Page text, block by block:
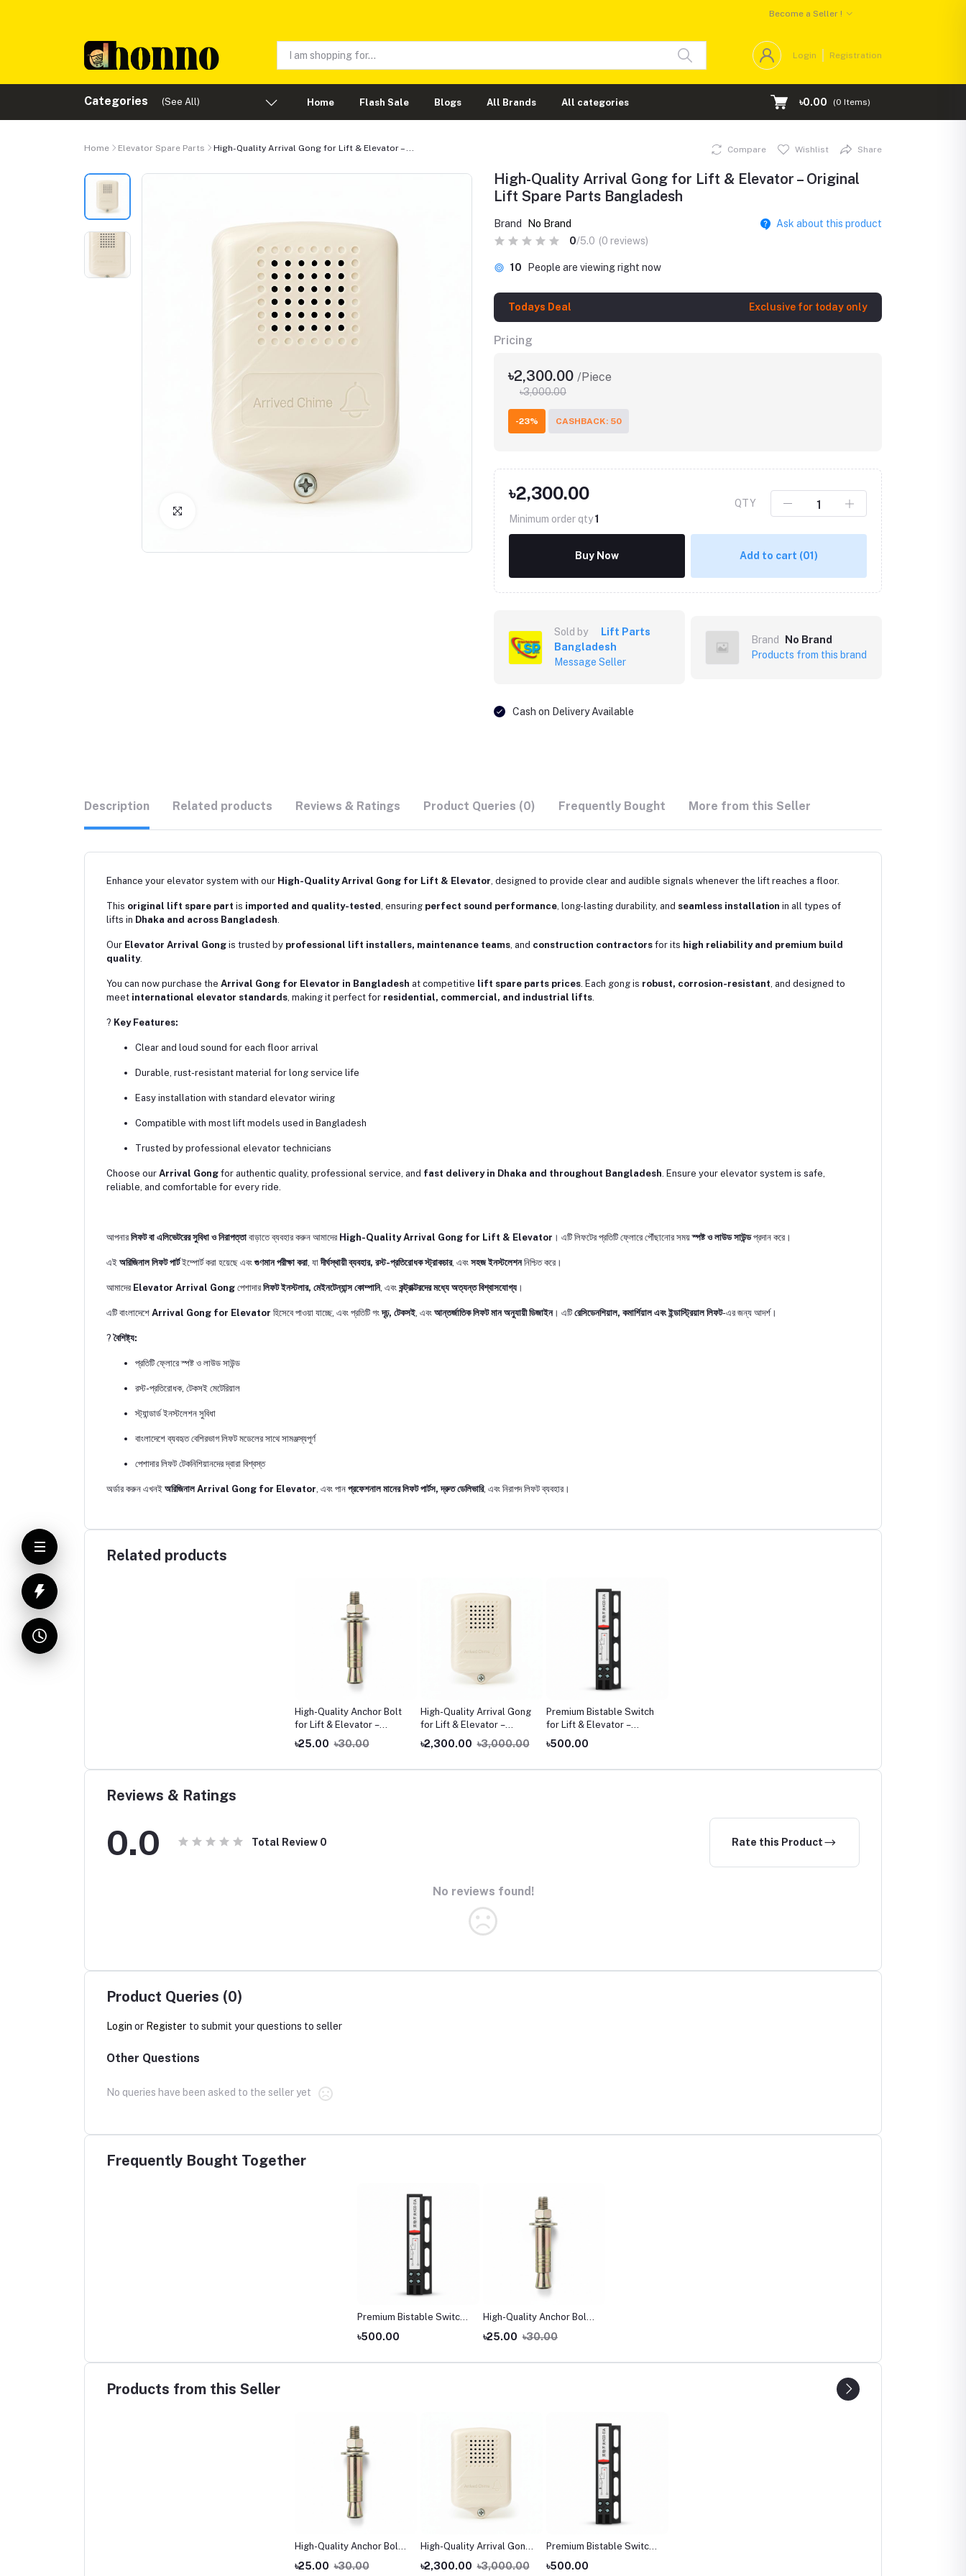
Become a Seller !
Login Registration
Categories (See All) Home Flash Sale Blogs All Brands All categories ৳0.00 (0 Items)
Home Elevator Spare Parts High-Quality Arrival Gong for Lift & Elevator – ... Compare Wishlist Share
High-Quality Arrival Gong for Lift & Elevator – Original
Lift Spare Parts Bangladesh
Brand No Brand
Ask about this product
0/5.0 (0 reviews)
10 People are viewing right now
Todays Deal Exclusive for today only
Pricing
৳2,300.00 /Piece
৳3,000.00
-23% CASHBACK: 50
৳2,300.00
Minimum order qty1
QTY
Buy Now Add to cart (01)
Sold by
Lift Parts
Bangladesh
Message Seller
Brand
No Brand
Products from this brand
Cash on Delivery Available
Description Related products Reviews & Ratings Product Queries (0) Frequently Bought More from this Seller
Enhance your elevator system with our High-Quality Arrival Gong for Lift & Elevator, designed to provide clear and audible signals whenever the lift reaches a floor.
This original lift spare part is imported and quality-tested, ensuring perfect sound performance, long-lasting durability, and seamless installation in all types of
lifts in Dhaka and across Bangladesh.
Our Elevator Arrival Gong is trusted by professional lift installers, maintenance teams, and construction contractors for its high reliability and premium build
quality.
You can now purchase the Arrival Gong for Elevator in Bangladesh at competitive lift spare parts prices. Each gong is robust, corrosion-resistant, and designed to
meet international elevator standards, making it perfect for residential, commercial, and industrial lifts.
? Key Features:
Clear and loud sound for each floor arrival
Durable, rust-resistant material for long service life
Easy installation with standard elevator wiring
Compatible with most lift models used in Bangladesh
Trusted by professional elevator technicians
Choose our Arrival Gong for authentic quality, professional service, and fast delivery in Dhaka and throughout Bangladesh. Ensure your elevator system is safe,
reliable, and comfortable for every ride.
আপনার লিফট বা এলিভেটরের সুবিধা ও নিরাপত্তা বাড়াতে ব্যবহার করুন আমাদের High-Quality Arrival Gong for Lift & Elevator । এটি লিফটের প্রতিটি ফ্লোরে পৌঁছানোর সময়স্পষ্ট ও লাউড সাউন্ডপ্রদান করে।
এই অরিজিনাল লিফট পার্টইম্পোর্ট করা হয়েছে এবং গুণমান পরীক্ষা করা, যাদীর্ঘস্থায়ী ব্যবহার, রস্ট-প্রতিরোধক স্ট্রাকচার, এবং সহজ ইনস্টলেশননিশ্চিত করে।
আমাদের Elevator Arrival Gong পেশাদার লিফট ইনস্টলার, মেইনটেন্যান্স কোম্পানি, এবং কন্ট্রাক্টরদের মধ্যে অত্যন্ত বিশ্বাসযোগ্য।
এটি বাংলাদেশে Arrival Gong for Elevator হিসেবে পাওয়া যাচ্ছে, এবং প্রতিটি গংদৃঢ়, টেকসই, এবং আন্তর্জাতিক লিফট মান অনুযায়ী ডিজাইন। এটি রেসিডেনশিয়াল, কমার্শিয়াল এবং ইন্ডাস্ট্রিয়াল লিফট-এর জন্য আদর্শ।
?বৈশিষ্ট্য:
প্রতিটি ফ্লোরে স্পষ্ট ও লাউড সাউন্ড
রস্ট-প্রতিরোধক, টেকসই মেটেরিয়াল
স্ট্যান্ডার্ড ইনস্টলেশন সুবিধা
বাংলাদেশে ব্যবহৃত বেশিরভাগ লিফট মডেলের সাথে সামঞ্জস্যপূর্ণ
পেশাদার লিফট টেকনিশিয়ানদের দ্বারা বিশ্বস্ত
অর্ডার করুন এখনই অরিজিনাল Arrival Gong for Elevator, এবং পান প্রফেশনাল মানের লিফট পার্টস, দ্রুত ডেলিভারি, এবং নিরাপদ লিফট ব্যবহার।
Related products
High-Quality Anchor Bolt
for Lift & Elevator –
Original Lift Spare Parts
Bangladesh
৳25.00 ৳30.00
High-Quality Arrival Gong
for Lift & Elevator –
Original Lift Spare Parts
Bangladesh
৳2,300.00 ৳3,000.00
Premium Bistable Switch
for Lift & Elevator –
Original Lift Control Spare
Parts Bangladesh
৳500.00
Reviews & Ratings
0.0 Total Review 0 Rate this Product
No reviews found!
Product Queries (0)
Login or Register to submit your questions to seller
Other Questions
No queries have been asked to the seller yet
Frequently Bought Together
Premium Bistable Switch
for Lift & Elevator –
Original Lift Control Spare
৳500.00
High-Quality Anchor Bolt
for Lift & Elevator –
Original Lift Spare Parts
৳25.00 ৳30.00
Products from this Seller
High-Quality Anchor Bolt
for Lift & Elevator –
Original Lift Spare Parts
৳25.00 ৳30.00
High-Quality Arrival Gong
for Lift & Elevator –
Original Lift Spare Parts
৳2,300.00 ৳3,000.00
Premium Bistable Switch
for Lift & Elevator –
Original Lift Control Spare
৳500.00